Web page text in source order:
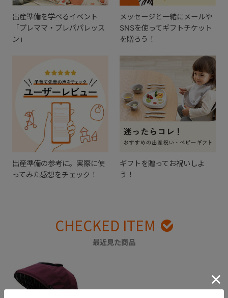
出産準備を学べるイベント
「プレママ・プレパパレッス
ン」
メッセージと一緒にメールや
SNSを使ってギフトチケット
を贈ろう！
出産準備の参考に。実際に使
ってみた感想をチェック！
ギフトを贈ってお祝いしよ
う！
CHECKED ITEM
最近見た商品